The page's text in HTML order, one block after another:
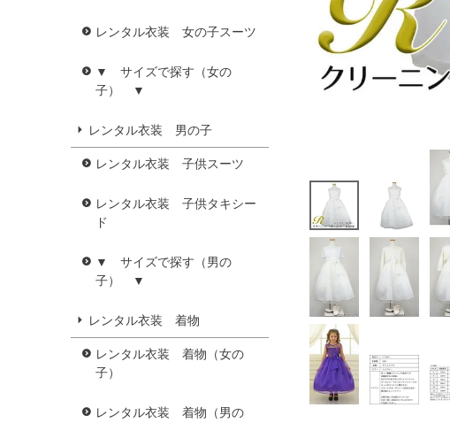
レンタル衣装 女の子スーツ
▼ サイズで探す（女の
子） ▼
レンタル衣装 男の子
レンタル衣装 子供スーツ
レンタル衣装 子供タキシー
ド
▼ サイズで探す（男の
子） ▼
レンタル衣装 着物
レンタル衣装 着物（女の
子）
レンタル衣装 着物（男の